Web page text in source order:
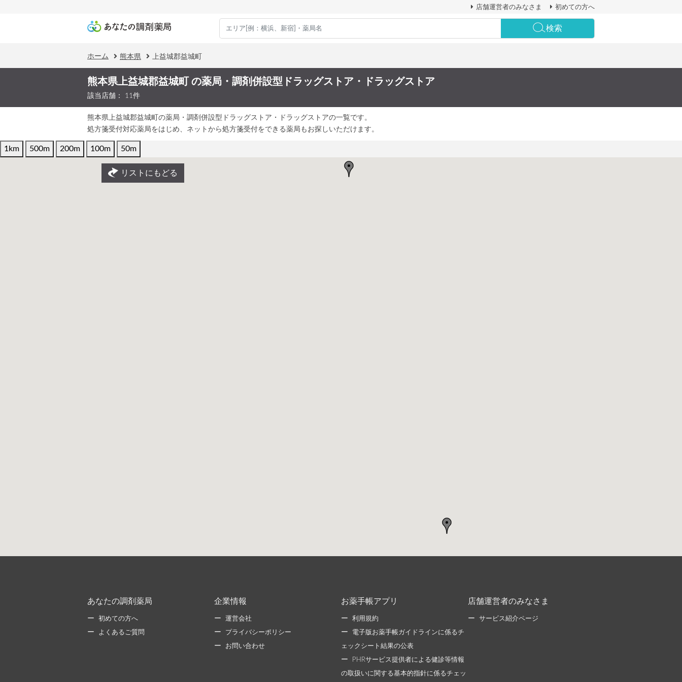
店舗運営者のみなさま 初めての方へ
検索
ホーム 熊本県 上益城郡益城町
熊本県上益城郡益城町 の薬局・調剤併設型ドラッグストア・ドラッグストア
該当店舗： 11件
熊本県上益城郡益城町の薬局・調剤併設型ドラッグストア・ドラッグストアの一覧です。
処方箋受付対応薬局をはじめ、ネットから処方箋受付をできる薬局もお探しいただけます。
1km 500m 200m 100m 50m
リストにもどる
あなたの調剤薬局
初めての方へ
よくあるご質問
企業情報
運営会社
プライバシーポリシー
お問い合わせ
お薬手帳アプリ
利用規約
電子版お薬手帳ガイドラインに係るチ
ェックシート結果の公表
PHRサービス提供者による健診等情報
の取扱いに関する基本的指針に係るチェッ
店舗運営者のみなさま
サービス紹介ページ